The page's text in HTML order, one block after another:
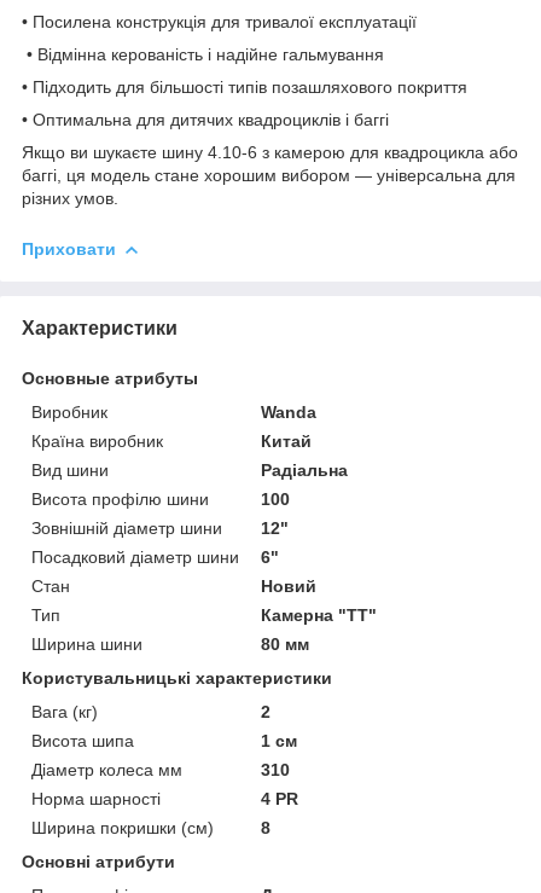
• Посилена конструкція для тривалої експлуатації
• Відмінна керованість і надійне гальмування
• Підходить для більшості типів позашляхового покриття
• Оптимальна для дитячих квадроциклів і баггі
Якщо ви шукаєте шину 4.10-6 з камерою для квадроцикла або
баггі, ця модель стане хорошим вибором — універсальна для
різних умов.
Приховати
Характеристики
Основные атрибуты
Виробник
Wanda
Країна виробник
Китай
Вид шини
Радіальна
Висота профілю шини
100
Зовнішній діаметр шини
12"
Посадковий діаметр шини
6"
Стан
Новий
Тип
Камерна "TT"
Ширина шини
80 мм
Користувальницькі характеристики
Вага (кг)
2
Висота шипа
1 см
Діаметр колеса мм
310
Норма шарності
4 PR
Ширина покришки (см)
8
Основні атрибути